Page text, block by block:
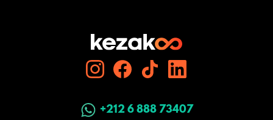
+212 6 888 73407